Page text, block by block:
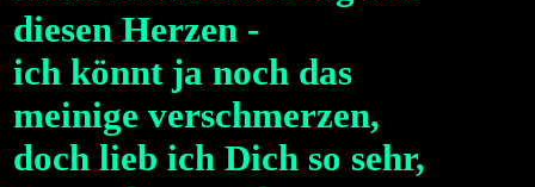
diesen Herzen -
ich könnt ja noch das
meinige verschmerzen,
doch lieb ich Dich so sehr,